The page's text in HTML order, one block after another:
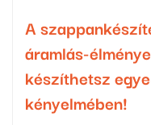
A
áramlás-
készíthetsz
kényelmében!